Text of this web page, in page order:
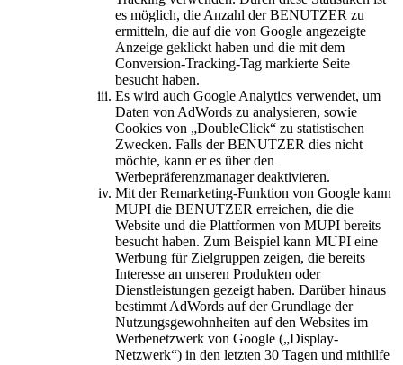
es möglich, die Anzahl der BENUTZER zu
ermitteln, die auf die von Google angezeigte
Anzeige geklickt haben und die mit dem
Conversion-Tracking-Tag markierte Seite
besucht haben.
Es wird auch Google Analytics verwendet, um
Daten von AdWords zu analysieren, sowie
Cookies von „DoubleClick“ zu statistischen
Zwecken. Falls der BENUTZER dies nicht
möchte, kann er es über den
Werbepräferenzmanager deaktivieren.
Mit der Remarketing-Funktion von Google kann
MUPI die BENUTZER erreichen, die die
Website und die Plattformen von MUPI bereits
besucht haben. Zum Beispiel kann MUPI eine
Werbung für Zielgruppen zeigen, die bereits
Interesse an unseren Produkten oder
Dienstleistungen gezeigt haben. Darüber hinaus
bestimmt AdWords auf der Grundlage der
Nutzungsgewohnheiten auf den Websites im
Werbenetzwerk von Google („Display-
Netzwerk“) in den letzten 30 Tagen und mithilfe